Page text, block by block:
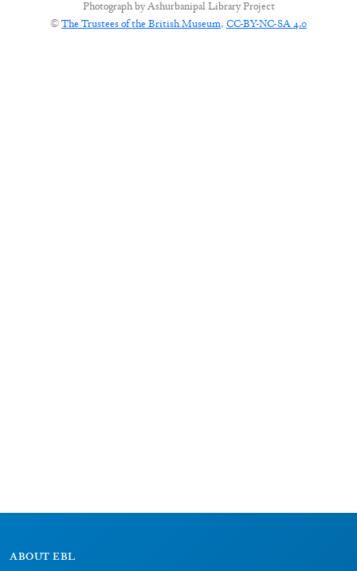
Photograph byAshurbanipal Library Project
©The Trustees of the British Museum, CC-BY-NC-SA 4.0
ABOUT EBL